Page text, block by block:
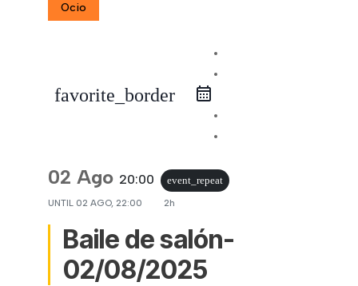
Ocio
favorite_border
02 Ago 20:00
event_repeat
UNTIL 02 AGO, 22:00 2h
Baile de salón-
02/08/2025